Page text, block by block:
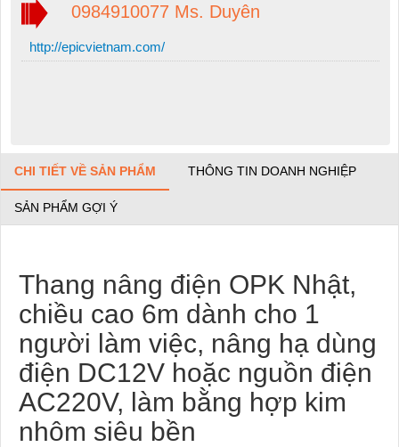
0984910077 Ms. Duyên
http://epicvietnam.com/
CHI TIẾT VỀ SẢN PHẨM THÔNG TIN DOANH NGHIỆP
SẢN PHẨM GỢI Ý
Thang nâng điện OPK Nhật,
chiều cao 6m dành cho 1
người làm việc, nâng hạ dùng
điện DC12V hoặc nguồn điện
AC220V, làm bằng hợp kim
nhôm siêu bền